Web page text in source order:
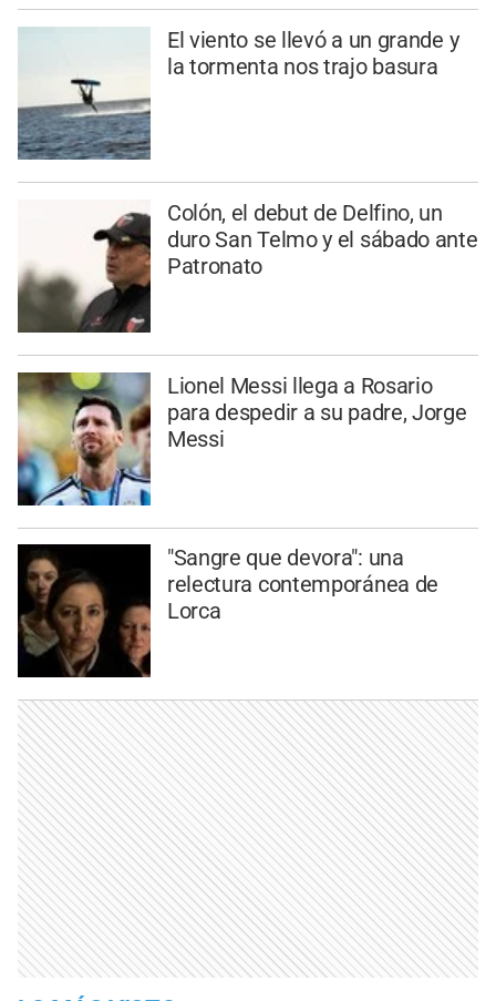
El viento se llevó a un grande y
la tormenta nos trajo basura
Colón, el debut de Delfino, un
duro San Telmo y el sábado ante
Patronato
Lionel Messi llega a Rosario
para despedir a su padre, Jorge
Messi
"Sangre que devora": una
relectura contemporánea de
Lorca